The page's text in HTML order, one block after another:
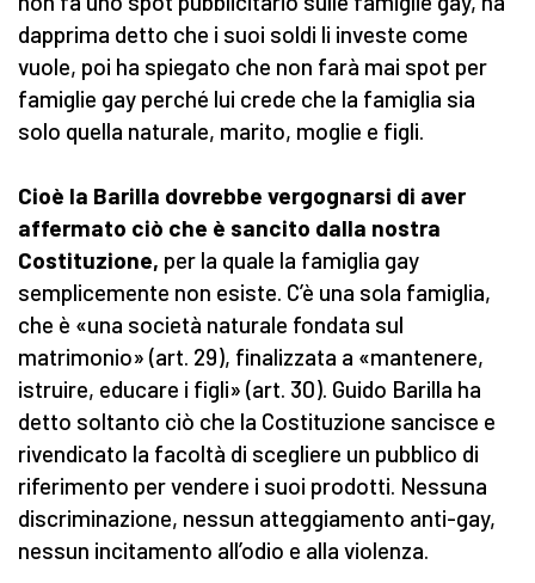
dapprima detto che i suoi soldi li investe come
vuole, poi ha spiegato che non farà mai spot per
famiglie gay perché lui crede che la famiglia sia
solo quella naturale, marito, moglie e figli.
Cioè la Barilla dovrebbe vergognarsi di aver
affermato ciò che è sancito dalla nostra
Costituzione, per la quale la famiglia gay
semplicemente non esiste. C’è una sola famiglia,
che è «una società naturale fondata sul
matrimonio» (art. 29), finalizzata a «mantenere,
istruire, educare i figli» (art. 30). Guido Barilla ha
detto soltanto ciò che la Costituzione sancisce e
rivendicato la facoltà di scegliere un pubblico di
riferimento per vendere i suoi prodotti. Nessuna
discriminazione, nessun atteggiamento anti-gay,
nessun incitamento all’odio e alla violenza.